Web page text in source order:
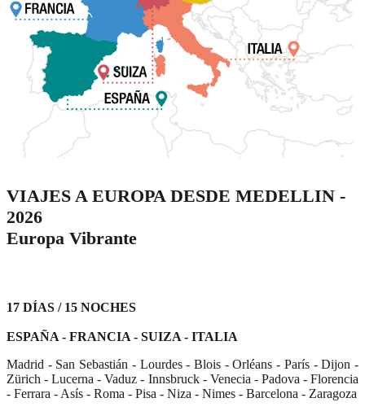
VIAJES A EUROPA DESDE MEDELLIN -
2026
Europa Vibrante
17 DÍAS / 15 NOCHES
ESPAÑA - FRANCIA - SUIZA - ITALIA
Madrid - San Sebastián - Lourdes - Blois - Orléans - París - Dijon -
Zürich - Lucerna - Vaduz - Innsbruck - Venecia - Padova - Florencia
- Ferrara - Asís - Roma - Pisa - Niza - Nimes - Barcelona - Zaragoza